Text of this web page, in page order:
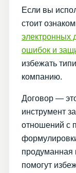
Если вы
стоит
электронных
ошибок и
избежать
компанию.
Договор —
инструмент
отношений с
продуманная
помогут